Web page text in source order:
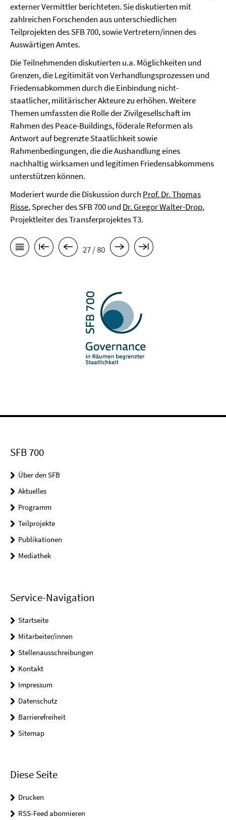
externer Vermittler berichteten. Sie diskutierten mit
zahlreichen Forschenden aus unterschiedlichen
Teilprojekten des SFB 700, sowie Vertretern/innen des
Auswärtigen Amtes.
Die Teilnehmenden diskutierten u.a. Möglichkeiten und
Grenzen, die Legitimität von Verhandlungsprozessen und
Friedensabkommen durch die Einbindung nicht-
staatlicher, militärischer Akteure zu erhöhen. Weitere
Themen umfassten die Rolle der Zivilgesellschaft im
Rahmen des Peace-Buildings, föderale Reformen als
Antwort auf begrenzte Staatlichkeit sowie
Rahmenbedingungen, die die Aushandlung eines
nachhaltig wirksamen und legitimen Friedensabkommens
unterstützen können.
Moderiert wurde die Diskussion durch Prof. Dr. Thomas
Risse, Sprecher des SFB 700 und Dr. Gregor Walter-Drop,
Projektleiter des Transferprojektes T3.
27 / 80
SFB 700
Über den SFB
Aktuelles
Programm
Teilprojekte
Publikationen
Mediathek
Service-Navigation
Startseite
Mitarbeiter/innen
Stellenausschreibungen
Kontakt
Impressum
Datenschutz
Barrierefreiheit
Sitemap
Diese Seite
Drucken
RSS-Feed abonnieren